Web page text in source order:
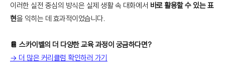
이러한 실전 중심의 방식은 실제 생활 속 대화에서 바로 활용할 수 있는 표
현을 익히는 데 효과적이었습니다.
📔 스카이벨의 더 다양한 교육 과정이 궁금하다면?
→ 더 많은 커리큘럼 확인하러 가기